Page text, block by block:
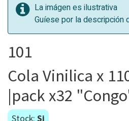
La imágen es ilustrativa
Guíese por la descripción
101
Cola Vinilica x
|pack x32
Stock: Si